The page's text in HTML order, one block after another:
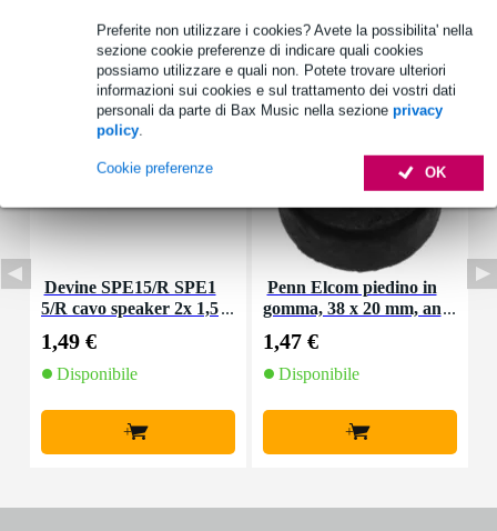
Preferite non utilizzare i cookies? Avete la possibilita' nella
sezione cookie preferenze di indicare quali cookies
possiamo utilizzare e quali non. Potete trovare ulteriori
informazioni sui cookies e sul trattamento dei vostri dati
personali da parte di Bax Music nella sezione privacy
policy.
OK
Cookie preferenze
Accessori (6)
Devine SPE15/R SPE1
5/R cavo speaker 2x 1,5
1,49 €
Disponibile
+
Penn Elcom piedino in
gomma, 38 x 20 mm, an
1,47 €
Disponibile
+